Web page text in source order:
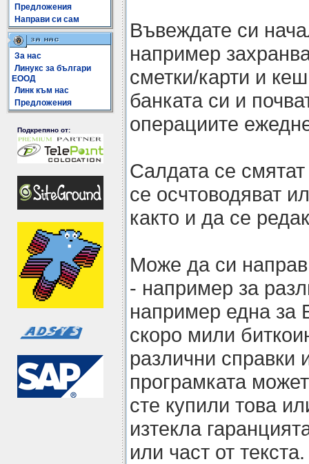
Предложения
Направи си сам
За нас
Линукс за българи
ЕООД
Линк към нас
Предложения
Подкрепяно от:
Въвеждате си
например
сметки/карти и
банката си и
операциите
Салдата се
се осчтоводяват
както и да се
Може да си
- например за
например една за
скоро мили
различни справки
програмката
сте купили това
изтекла
или част от текста.